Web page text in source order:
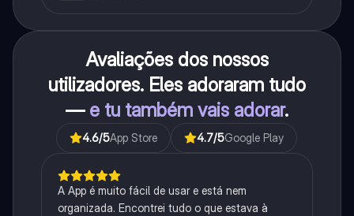
Avaliações dos nossos
utilizadores. Eles adoraram tudo
— e tu também vais adorar.
4.6/5App Store 4.7/5Google Play
A App é muito fácil de usar e está nem
organizada. Encontrei tudo o que estava à